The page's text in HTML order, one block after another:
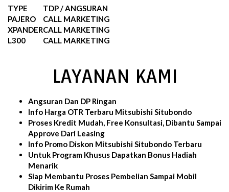
TYPE
TDP / ANGSURAN
PAJERO
CALL MARKETING
XPANDERCALL MARKETING
L300
CALL MARKETING
LAYANAN KAMI
Angsuran Dan DP Ringan
Info Harga OTR Terbaru Mitsubishi Situbondo
Proses Kredit Mudah, Free Konsultasi, Dibantu Sampai
Approve Dari Leasing
Info Promo Diskon Mitsubishi Situbondo Terbaru
Untuk Program Khusus Dapatkan Bonus Hadiah
Menarik
Siap Membantu Proses Pembelian Sampai Mobil
Dikirim Ke Rumah